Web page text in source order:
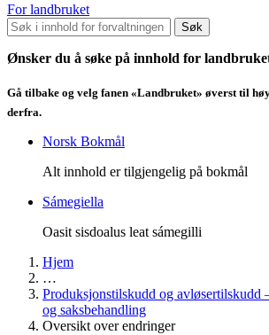
For landbruket
Søk
Ønsker du å søke på innhold for
Gå tilbake og velg fanen «Landbruket» øverst til
derfra.
Norsk Bokmål
Alt innhold er tilgjengelig på bokmål
Sámegiella
Oasit sisdoalus leat sámegilli
Hjem
…
Produksjonstilskudd og avløsertilskudd
og saksbehandling
Oversikt over endringer